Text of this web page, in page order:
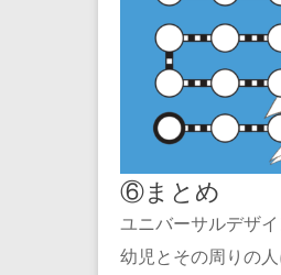
⑥まとめ
ユニバーサルデザ
幼児とその周りの